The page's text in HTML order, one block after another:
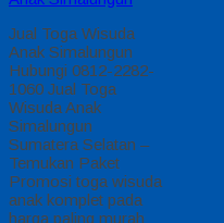
Jual Toga Wisuda
Anak Simalungun
Hubungi 0812-2282-
1060 Jual Toga
Wisuda Anak
Simalungun
Sumatera Selatan –
Temukan Paket
Promosi toga wisuda
anak komplet pada
harga paling murah